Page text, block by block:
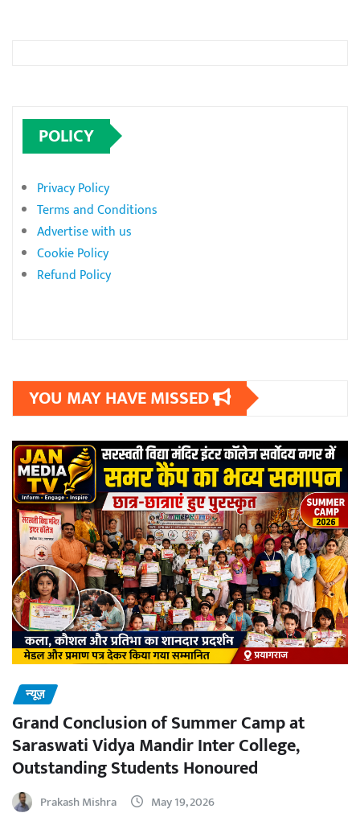
POLICY
Privacy Policy
Terms and Conditions
Advertise with us
Cookie Policy
Refund Policy
YOU MAY HAVE MISSED
न्यूज़
Grand Conclusion of Summer Camp at
Saraswati Vidya Mandir Inter College,
Outstanding Students Honoured
Prakash Mishra May 19, 2026